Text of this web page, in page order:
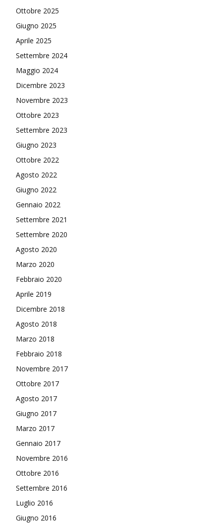
Ottobre 2025
Giugno 2025
Aprile 2025
Settembre 2024
Maggio 2024
Dicembre 2023
Novembre 2023
Ottobre 2023
Settembre 2023
Giugno 2023
Ottobre 2022
Agosto 2022
Giugno 2022
Gennaio 2022
Settembre 2021
Settembre 2020
Agosto 2020
Marzo 2020
Febbraio 2020
Aprile 2019
Dicembre 2018
Agosto 2018
Marzo 2018
Febbraio 2018
Novembre 2017
Ottobre 2017
Agosto 2017
Giugno 2017
Marzo 2017
Gennaio 2017
Novembre 2016
Ottobre 2016
Settembre 2016
Luglio 2016
Giugno 2016